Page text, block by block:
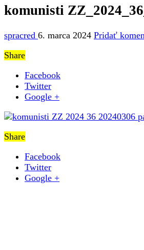
komunisti
spracred 6. marca 2024 Pridať
Share
Facebook
Twitter
Google +
Share
Facebook
Twitter
Google +